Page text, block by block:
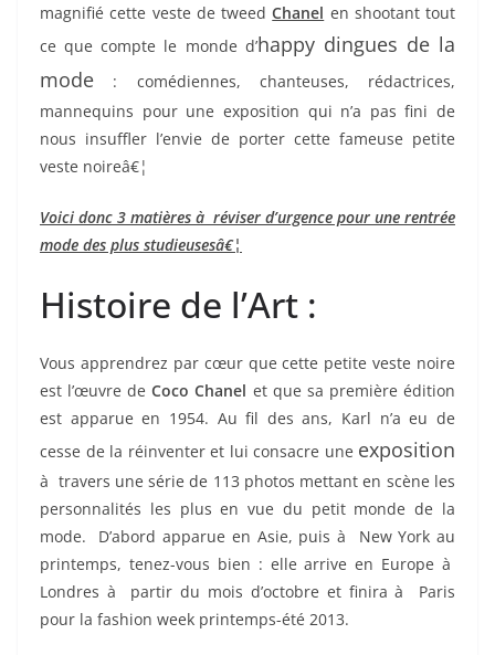
magnifié cette veste de tweedChanel en shootant tout
ce que compte le monde d’happy dingues de la
mode : comédiennes, chanteuses, rédactrices,
mannequins pour une exposition qui n’a pas fini de
nous insuffler l’envie de porter cette fameuse petite
veste noireâ€¦
Voici donc 3 matières à réviser d’urgence pour une rentrée
mode des plus studieusesâ€¦
Histoire de l’Art :
Vous apprendrez par cœur que cette petite veste noire
est l’œuvre deCoco Chanel et que sa première édition
est apparue en 1954. Au fil des ans, Karl n’a eu de
cesse de la réinventer et lui consacre une exposition
à travers une série de 113 photos mettant en scène les
personnalités les plus en vue du petit monde de la
mode. D’abord apparue en Asie, puis à New York au
printemps, tenez-vous bien : elle arrive en Europe à
Londres à partir du mois d’octobre et finira à Paris
pour la fashion week printemps-été 2013.